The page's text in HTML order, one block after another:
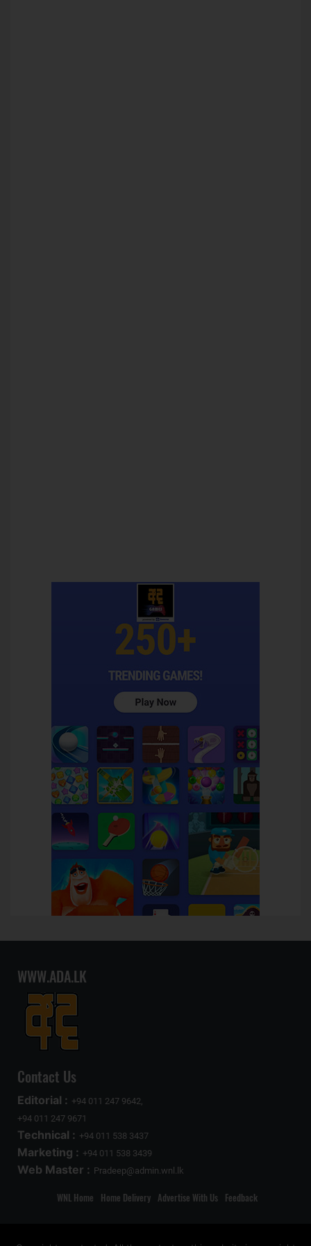
WWW.ADA.LK
Contact Us
Editorial : +94 011 247 9642,
+94 011 247 9671
Technical : +94 011 538 3437
Marketing : +94 011 538 3439
Web Master : Pradeep@admin.wnl.lk
WNL Home Home Delivery Advertise With Us Feedback